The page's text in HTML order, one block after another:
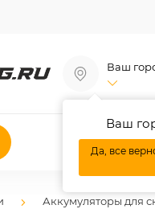
Ваш
Ваш
Да, все
О
Аккумуляторы для